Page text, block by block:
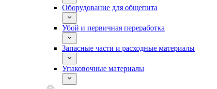
Оборудование для общепита
Убой и первичная переработка
Запасные части и расходные материалы
Упаковочные материалы